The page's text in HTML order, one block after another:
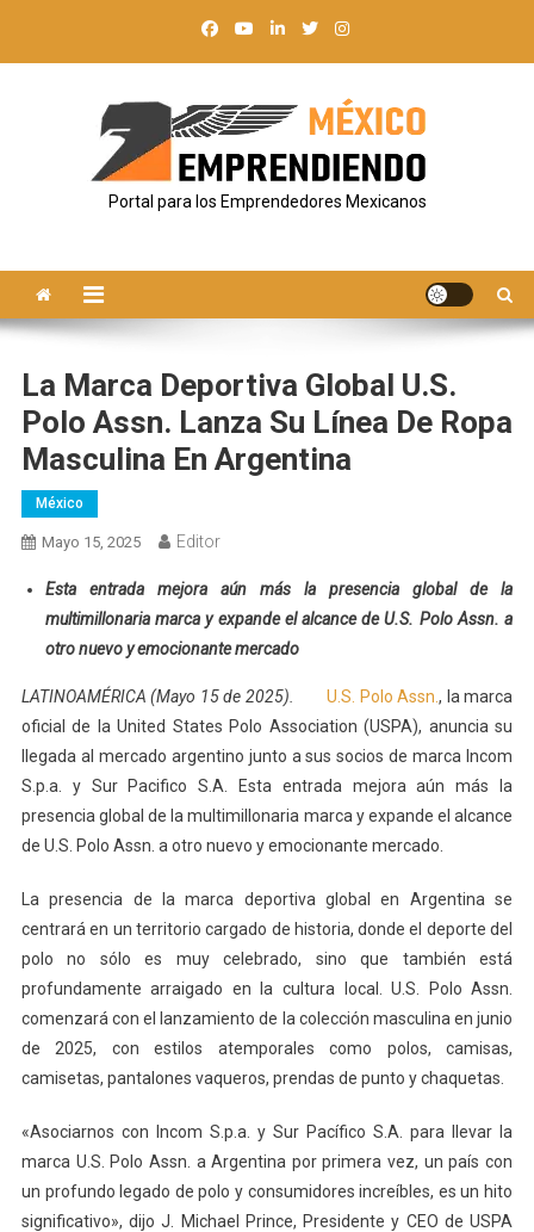
Portal para los Emprendedores Mexicanos
La Marca Deportiva Global U.S.
Polo Assn. Lanza Su Línea De Ropa
Masculina En Argentina
México
Mayo 15, 2025 Editor
Esta entrada mejora aún más la presencia global de la
multimillonaria marca y expande el alcance de U.S. Polo Assn. a
otro nuevo y emocionante mercado
LATINOAMÉRICA (Mayo 15 de 2025).U.S. Polo Assn., la marca
oficial de la United States Polo Association (USPA), anuncia su
llegada al mercado argentino junto a sus socios de marca Incom
S.p.a. y Sur Pacifico S.A. Esta entrada mejora aún más la
presencia global de la multimillonaria marca y expande el alcance
de U.S. Polo Assn. a otro nuevo y emocionante mercado.
La presencia de la marca deportiva global en Argentina se
centrará en un territorio cargado de historia, donde el deporte del
polo no sólo es muy celebrado, sino que también está
profundamente arraigado en la cultura local. U.S. Polo Assn.
comenzará con el lanzamiento de la colección masculina en junio
de 2025, con estilos atemporales como polos, camisas,
camisetas, pantalones vaqueros, prendas de punto y chaquetas.
«Asociarnos con Incom S.p.a. y Sur Pacífico S.A. para llevar la
marca U.S. Polo Assn. a Argentina por primera vez, un país con
un profundo legado de polo y consumidores increíbles, es un hito
significativo», dijo J. Michael Prince, Presidente y CEO de USPA